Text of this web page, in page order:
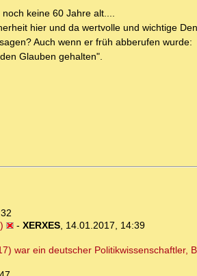
keine 60 Jahre alt....
hier und da wertvolle und wichtige
Auch wenn er früh abberufen wurde:
Glauben gehalten".
- XERXES, 14.01.2017, 14:39
war ein deutscher Politikwissenschaftler,